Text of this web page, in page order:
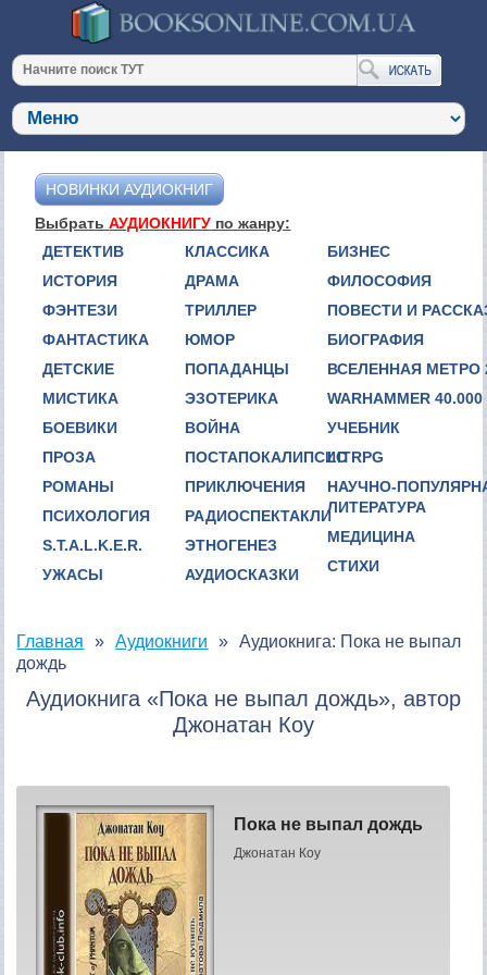
НОВИНКИ АУДИОКНИГ
ВыбратьАУДИОКНИГУ по жанру:
ДЕТЕКТИВ
ИСТОРИЯ
ФЭНТЕЗИ
ФАНТАСТИКА
ДЕТСКИЕ
МИСТИКА
БОЕВИКИ
ПРОЗА
РОМАНЫ
ПСИХОЛОГИЯ
S.T.A.L.K.E.R.
УЖАСЫ
КЛАССИКА
ДРАМА
ТРИЛЛЕР
ЮМОР
ПОПАДАНЦЫ
ЭЗОТЕРИКА
ВОЙНА
ПОСТАПОКАЛИПСИС
ПРИКЛЮЧЕНИЯ
РАДИОСПЕКТАКЛИ
ЭТНОГЕНЕЗ
АУДИОСКАЗКИ
БИЗНЕС
ФИЛОСОФИЯ
ПОВЕСТИ И
БИОГРАФИЯ
ВСЕЛЕННАЯ МЕТРО
WARHAMMER 40.000
УЧЕБНИК
LITRPG
НАУЧНО-
ЛИТЕРАТУРА
МЕДИЦИНА
СТИХИ
Главная Аудиокниги
Аудиокнига: Пока не выпал
дождь
Аудиокнига «Пока не выпал дождь», автор
Джонатан Коу
Пока не выпал дождь
Джонатан Коу